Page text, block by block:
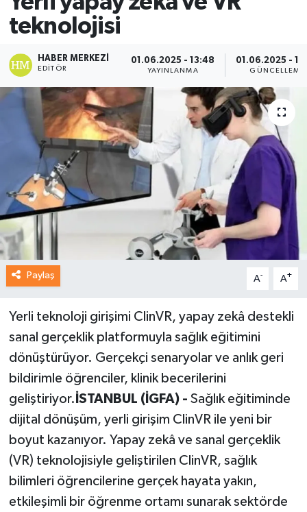
teknolojisi
HABER MERKEZI
EDITÖR
01.06.2025 - 13:48
YAYINLANMA
01.06.2025 -
GÜNCELLEME
Paylaş A- A+
Yerli teknoloji girişimi ClinVR, yapay zekâ destekli
sanal gerçeklik platformuyla sağlık eğitimini
dönüştürüyor. Gerçekçi senaryolar ve anlık geri
bildirimle öğrenciler, klinik becerilerini
geliştiriyor. İSTANBUL (İGFA) - Sağlık eğitiminde
dijital dönüşüm, yerli girişim ClinVR ile yeni bir
boyut kazanıyor. Yapay zekâ ve sanal gerçeklik
(VR) teknolojisiyle geliştirilen ClinVR, sağlık
bilimleri öğrencilerine gerçek hayata yakın,
etkileşimli bir öğrenme ortamı sunarak sektörde